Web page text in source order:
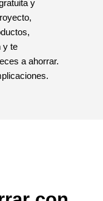
y
y te
a ahorrar.